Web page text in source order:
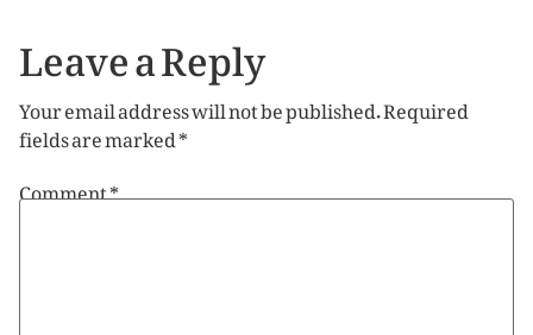
Leave a Reply
Your email address will not be published.Required
fields are marked*
Comment*